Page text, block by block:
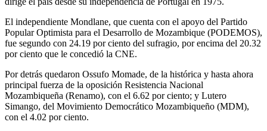
El independiente Mondlane, que cuenta con el apoyo del Partido
Popular Optimista para el Desarrollo de Mozambique (PODEMOS),
fue segundo con 24.19 por ciento del sufragio, por encima del 20.32
por ciento que le concedió la CNE.
Por detrás quedaron Ossufo Momade, de la histórica y hasta ahora
principal fuerza de la oposición Resistencia Nacional
Mozambiqueña (Renamo), con el 6.62 por ciento; y Lutero
Simango, del Movimiento Democrático Mozambiqueño (MDM),
con el 4.02 por ciento.